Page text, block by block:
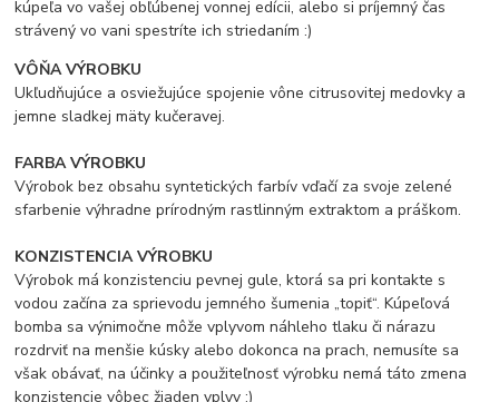
kúpeľa vo vašej obľúbenej vonnej edícii, alebo si príjemný čas
strávený vo vani spestríte ich striedaním :)
VÔŇA VÝROBKU
Ukľudňujúce a osviežujúce spojenie vône citrusovitej medovky a
jemne sladkej mäty kučeravej.
FARBA VÝROBKU
Výrobok bez obsahu syntetických farbív vďačí za svoje zelené
sfarbenie výhradne prírodným rastlinným extraktom a práškom.
KONZISTENCIA VÝROBKU
Výrobok má konzistenciu pevnej gule, ktorá sa pri kontakte s
vodou začína za sprievodu jemného šumenia „topiť“. Kúpeľová
bomba sa výnimočne môže vplyvom náhleho tlaku či nárazu
rozdrviť na menšie kúsky alebo dokonca na prach, nemusíte sa
však obávať, na účinky a použiteľnosť výrobku nemá táto zmena
konzistencie vôbec žiaden vplyv :)